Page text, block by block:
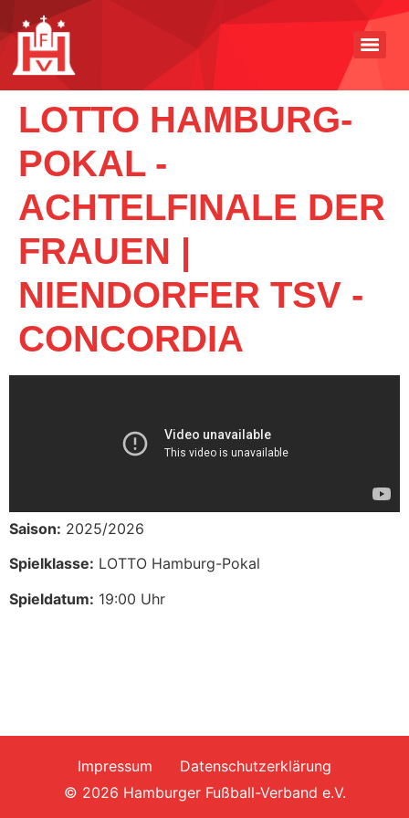
LOTTO HAMBURG-
POKAL -
ACHTELFINALE DER
FRAUEN |
NIENDORFER TSV -
CONCORDIA
Saison: 2025/2026
Spielklasse: LOTTO Hamburg-Pokal
Spieldatum: 19:00 Uhr
Impressum
Datenschutzerklärung
© 2026 Hamburger Fußball-Verband e.V.